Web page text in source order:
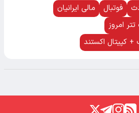
فوتبال
مالی ایرانیان
امروز
کپیتال اکستند